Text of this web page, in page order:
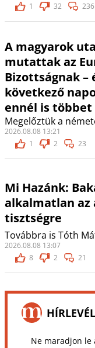
1
32 236
A magyarok
mutattak az
Bizottságnak –
következő
ennél is
Megelőztük a
2026.08.08 13:21
1
2 23
Mi Hazánk:
alkalmatlan az
tisztségre
Továbbra is Tóth
2026.08.08 13:07
8
2 21
Ne maradjon le